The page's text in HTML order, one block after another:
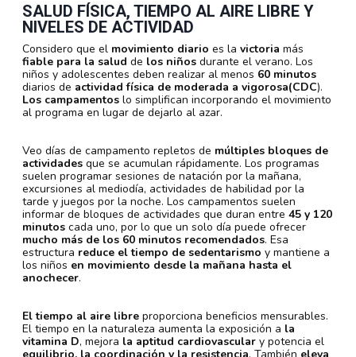
SALUD FÍSICA, TIEMPO AL AIRE LIBRE Y
NIVELES DE ACTIVIDAD
Considero que el movimiento diario es la victoria más
fiable para la salud de los niños durante el verano. Los
niños y adolescentes deben realizar al menos 60 minutos
diarios de actividad física de moderada a vigorosa(CDC).
Los campamentos lo simplifican incorporando el movimiento
al programa en lugar de dejarlo al azar.
Veo días de campamento repletos de múltiples bloques de
actividades que se acumulan rápidamente. Los programas
suelen programar sesiones de natación por la mañana,
excursiones al mediodía, actividades de habilidad por la
tarde y juegos por la noche. Los campamentos suelen
informar de bloques de actividades que duran entre 45 y 120
minutos cada uno, por lo que un solo día puede ofrecer
mucho más de los 60 minutos recomendados. Esa
estructura reduce el tiempo de sedentarismo y mantiene a
los niños en movimiento desde la mañana hasta el
anochecer.
El tiempo al aire libre proporciona beneficios mensurables.
El tiempo en la naturaleza aumenta la exposición a la
vitamina D, mejora la aptitud cardiovascular y potencia el